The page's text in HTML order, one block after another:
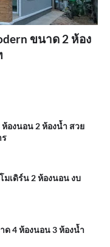
ขนาด 2 ห้อง
องนอน 2 ห้องน้ำ สวย
มเดิร์น 2 ห้องนอน งบ
4 ห้องนอน 3 ห้องน้ำ